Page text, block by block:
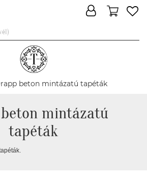
beton mintázatú tapéták
mintázatú
tapéták